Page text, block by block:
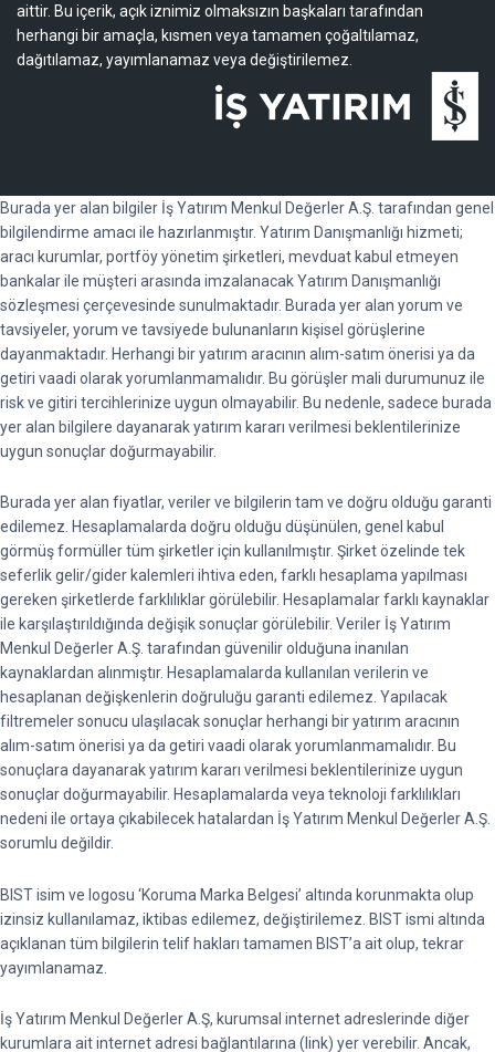
aittir. Bu içerik, açık iznimiz olmaksızın başkaları tarafından
herhangi bir amaçla, kısmen veya tamamen çoğaltılamaz,
dağıtılamaz, yayımlanamaz veya değiştirilemez.
Burada yer alan bilgiler İş Yatırım Menkul Değerler A.Ş. tarafından genel
bilgilendirme amacı ile hazırlanmıştır. Yatırım Danışmanlığı hizmeti;
aracı kurumlar, portföy yönetim şirketleri, mevduat kabul etmeyen
bankalar ile müşteri arasında imzalanacak Yatırım Danışmanlığı
sözleşmesi çerçevesinde sunulmaktadır. Burada yer alan yorum ve
tavsiyeler, yorum ve tavsiyede bulunanların kişisel görüşlerine
dayanmaktadır. Herhangi bir yatırım aracının alım-satım önerisi ya da
getiri vaadi olarak yorumlanmamalıdır. Bu görüşler mali durumunuz ile
risk ve gitiri tercihlerinize uygun olmayabilir. Bu nedenle, sadece burada
yer alan bilgilere dayanarak yatırım kararı verilmesi beklentilerinize
uygun sonuçlar doğurmayabilir.
Burada yer alan fiyatlar, veriler ve bilgilerin tam ve doğru olduğu garanti
edilemez. Hesaplamalarda doğru olduğu düşünülen, genel kabul
görmüş formüller tüm şirketler için kullanılmıştır. Şirket özelinde tek
seferlik gelir/gider kalemleri ihtiva eden, farklı hesaplama yapılması
gereken şirketlerde farklılıklar görülebilir. Hesaplamalar farklı kaynaklar
ile karşılaştırıldığında değişik sonuçlar görülebilir. Veriler İş Yatırım
Menkul Değerler A.Ş. tarafından güvenilir olduğuna inanılan
kaynaklardan alınmıştır. Hesaplamalarda kullanılan verilerin ve
hesaplanan değişkenlerin doğruluğu garanti edilemez. Yapılacak
filtremeler sonucu ulaşılacak sonuçlar herhangi bir yatırım aracının
alım-satım önerisi ya da getiri vaadi olarak yorumlanmamalıdır. Bu
sonuçlara dayanarak yatırım kararı verilmesi beklentilerinize uygun
sonuçlar doğurmayabilir. Hesaplamalarda veya teknoloji farklılıkları
nedeni ile ortaya çıkabilecek hatalardan İş Yatırım Menkul Değerler A.Ş.
sorumlu değildir.
BIST isim ve logosu ‘Koruma Marka Belgesi’ altında korunmakta olup
izinsiz kullanılamaz, iktibas edilemez, değiştirilemez. BIST ismi altında
açıklanan tüm bilgilerin telif hakları tamamen BIST’a ait olup, tekrar
yayımlanamaz.
İş Yatırım Menkul Değerler A.Ş, kurumsal internet adreslerinde diğer
kurumlara ait internet adresi bağlantılarına (link) yer verebilir. Ancak,